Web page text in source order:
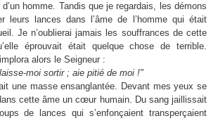
homme. Tandis que je regardais, les démons
leurs lances dans l’âme de l’homme qui était
Je n’oublierai jamais les souffrances de cette
éprouvait était quelque chose de terrible.
alors le Seigneur :
moi sortir ; aie pitié de moi !"
une masse ensanglantée. Devant mes yeux se
cette âme un cœur humain. Du sang jaillissait
de lances qui s’enfonçaient transperçaient